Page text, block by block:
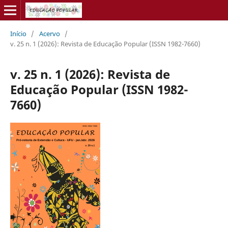
Início / Acervo /
v. 25 n. 1 (2026): Revista de Educação Popular (ISSN 1982-7660)
v. 25 n. 1 (2026): Revista de
Educação Popular (ISSN 1982-
7660)